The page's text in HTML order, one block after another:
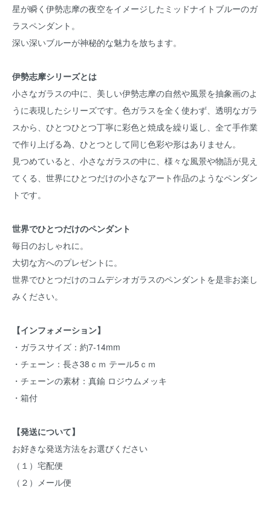
星が瞬く伊勢志摩の夜空をイメージしたミッドナイトブルーのガ
ラスペンダント。
深い深いブルーが神秘的な魅力を放ちます。
伊勢志摩シリーズとは
小さなガラスの中に、美しい伊勢志摩の自然や風景を抽象画のよ
うに表現したシリーズです。色ガラスを全く使わず、透明なガラ
スから、ひとつひとつ丁寧に彩色と焼成を繰り返し、全て手作業
で作り上げる為、ひとつとして同じ色彩や形はありません。
見つめていると、小さなガラスの中に、様々な風景や物語が見え
てくる、世界にひとつだけの小さなアート作品のようなペンダン
トです。
世界でひとつだけのペンダント
毎日のおしゃれに。
大切な方へのプレゼントに。
世界でひとつだけのコムデシオガラスのペンダントを是非お楽し
みください。
【インフォメーション】
・ガラスサイズ：約7-14mm
・チェーン：長さ38ｃｍ テール5ｃｍ
・チェーンの素材：真鍮 ロジウムメッキ
・箱付
【発送について】
お好きな発送方法をお選びください
（１）宅配便
（２）メール便